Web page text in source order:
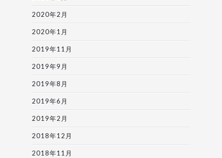
2020年2月
2020年1月
2019年11月
2019年9月
2019年8月
2019年6月
2019年2月
2018年12月
2018年11月